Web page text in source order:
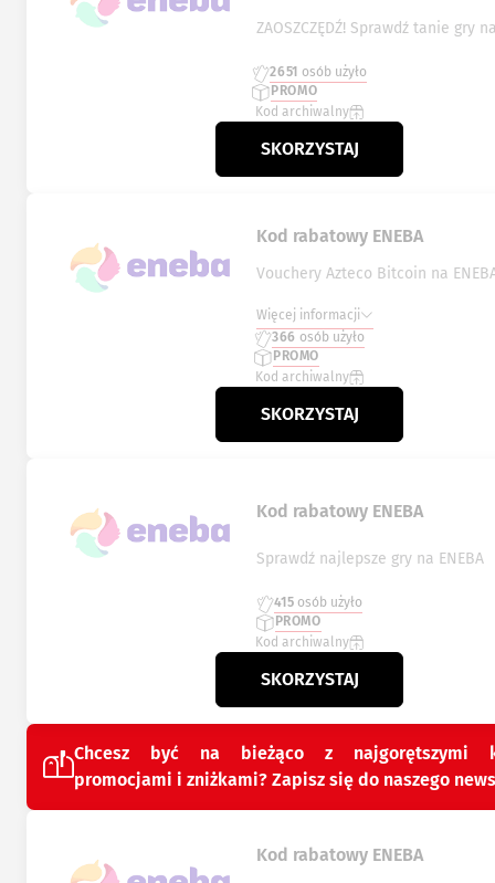
ZAOSZCZĘDŹ! Sprawdź tanie gry
2651 osób użyło
PROMO
Kod archiwalny
SKORZYSTAJ
Kod rabatowy ENEBA
Vouchery Azteco Bitcoin na
Więcej informacji
366 osób użyło
PROMO
Kod archiwalny
SKORZYSTAJ
Kod rabatowy ENEBA
Sprawdź najlepsze gry na ENEBA
415 osób użyło
PROMO
Kod archiwalny
SKORZYSTAJ
Chcesz być na bieżąco z najgorętszymi
promocjami i zniżkami? Zapisz się do naszego
Kod rabatowy ENEBA